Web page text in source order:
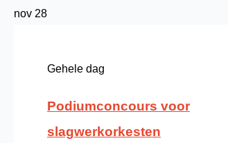
nov 28
Gehele dag
Podiumconcours voor
slagwerkorkesten